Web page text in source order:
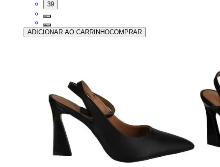
39
ADICIONAR AO CARRINHOCOMPRAR